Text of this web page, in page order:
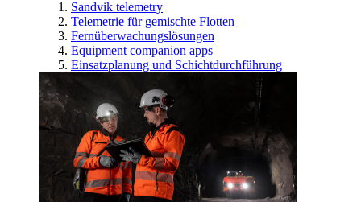
Sandvik telemetry
Telemetrie für gemischte Flotten
Fernüberwachungslösungen
Equipment companion apps
Einsatzplanung und Schichtdurchführung